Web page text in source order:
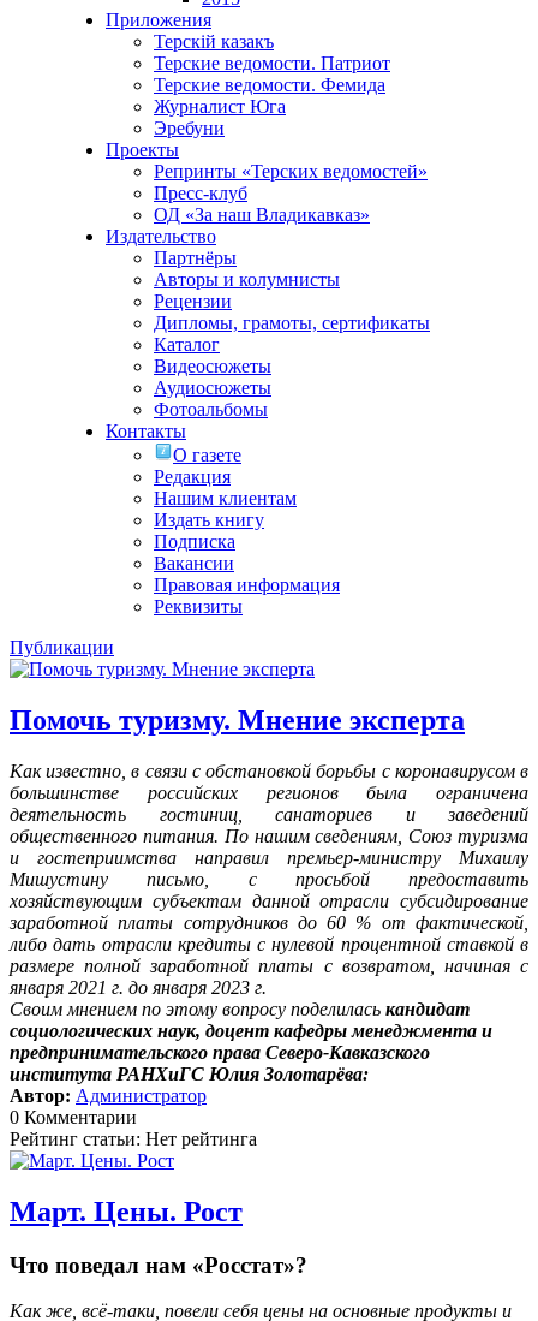
Приложения
Терскiй казакъ
Терские ведомости. Патриот
Терские ведомости. Фемида
Журналист Юга
Эребуни
Проекты
Репринты «Терских ведомостей»
Пресс-клуб
ОД «За наш Владикавказ»
Издательство
Партнёры
Авторы и колумнисты
Рецензии
Дипломы, грамоты, сертификаты
Каталог
Видеосюжеты
Аудиосюжеты
Фотоальбомы
Контакты
О газете
Редакция
Нашим клиентам
Издать книгу
Подписка
Вакансии
Правовая информация
Реквизиты
Публикации
Помочь туризму. Мнение эксперта
Как известно, в связи с обстановкой борьбы с коронавирусом в
большинстве российских регионов была ограничена
деятельность гостиниц, санаториев и заведений
общественного питания. По нашим сведениям, Союз туризма
и гостеприимства направил премьер-министру Михаилу
Мишустину письмо, с просьбой предоставить
хозяйствующим субъектам данной отрасли субсидирование
заработной платы сотрудников до 60 % от фактической,
либо дать отрасли кредиты с нулевой процентной ставкой в
размере полной заработной платы с возвратом, начиная с
января 2021 г. до января 2023 г.
Своим мнением по этому вопросу поделилась кандидат
социологических наук, доцент кафедры менеджмента и
предпринимательского права Северо-Кавказского
института РАНХиГС Юлия Золотарёва:
Автор: Администратор
0 Комментарии
Рейтинг статьи: Нет рейтинга
Март. Цены. Рост
Что поведал нам «Росстат»?
Как же, всё-таки, повели себя цены на основные продукты и